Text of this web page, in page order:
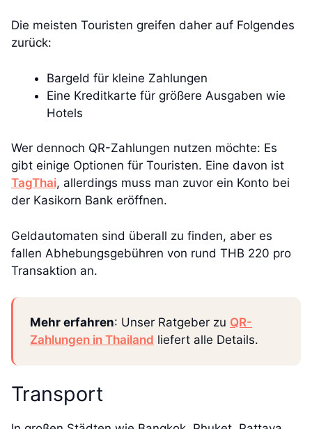
Die meisten Touristen greifen daher auf Folgendes
zurück:
Bargeld für kleine Zahlungen
Eine Kreditkarte für größere Ausgaben wie
Hotels
Wer dennoch QR-Zahlungen nutzen möchte: Es
gibt einige Optionen für Touristen. Eine davon ist
TagThai, allerdings muss man zuvor ein Konto bei
der Kasikorn Bank eröffnen.
Geldautomaten sind überall zu finden, aber es
fallen Abhebungsgebühren von rund THB 220 pro
Transaktion an.
Mehr erfahren: Unser Ratgeber zu QR-
Zahlungen in Thailand liefert alle Details.
Transport